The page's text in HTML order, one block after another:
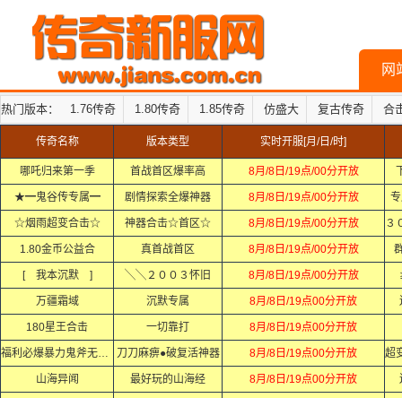
网
热门版本： 1.76传奇 1.80传奇 1.85传奇 仿盛大 复古传奇 合
传奇名称 版本类型 实时开服[月/日/时]
哪吒归来第一季 首战首区爆率高 8月/8日/19点/00分开放
★━鬼谷传专属━ 剧情探索全爆神器 8月/8日/19点/00分开放
☆烟雨超变合击☆ 神器合击☆首区☆ 8月/8日/19点/00分开放
1.80金币公益合 真首战首区 8月/8日/19点/00分开放
[ 我本沉默 ] ╲╲２００３怀旧 8月/8日/19点/00分开放
万疆霜域 沉默专属 8月/8日/19点00分开放
180星王合击 一切靠打 8月/8日/19点00分开放
福利必爆暴力鬼斧无限刀 刀刀麻痹●破复活神器 8月/8日/19点00分开放
山海异闻 最好玩的山海经 8月/8日/19点00分开放